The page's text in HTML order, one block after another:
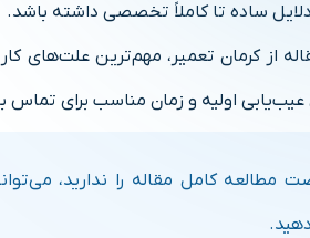
ساده تا کاملاً تخصصی داشته باشد.
از کرمان تعمیر، مهم‌ترین علت‌های
اولیه و زمان مناسب برای تماس با
مطالعه کامل مقاله را ندارید،